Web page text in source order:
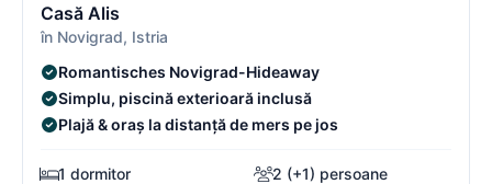
Casă Alis
în Novigrad, Istria
Romantisches Novigrad-Hideaway
Simplu, piscină exterioară inclusă
Plajă & oraș la distanță de mers pe jos
1 dormitor
2 (+1) persoane